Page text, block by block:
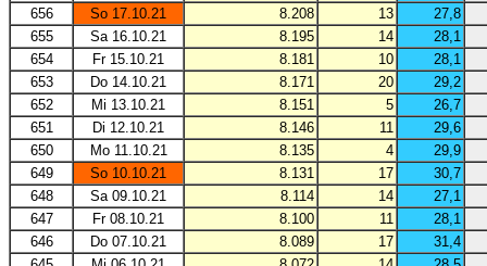
656
So 17.10.21 8.208 13
27,8
655
Sa 16.10.21 8.195 14
28,1
654
Fr 15.10.21 8.181 10
28,1
653
Do 14.10.21 8.171 20
29,2
652
Mi 13.10.21 8.151 5
26,7
651
Di 12.10.21 8.146 11
29,6
650
Mo 11.10.21 8.135 4
29,9
649
So 10.10.21 8.131 17
30,7
648
Sa 09.10.21 8.114 14
27,1
647
Fr 08.10.21 8.100 11
28,1
646
Do 07.10.21 8.089 17
31,4